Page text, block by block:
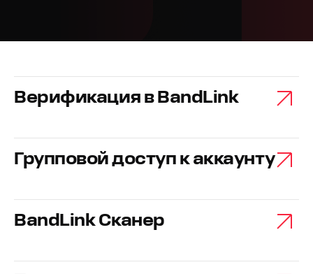
Верификация в BandLink
Групповой доступ к аккаунту
BandLink Сканер